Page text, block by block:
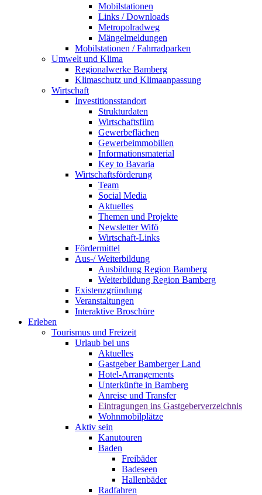
Mobilstationen
Links / Downloads
Metropolradweg
Mängelmeldungen
Mobilstationen / Fahrradparken
Umwelt und Klima
Regionalwerke Bamberg
Klimaschutz und Klimaanpassung
Wirtschaft
Investitionsstandort
Strukturdaten
Wirtschaftsfilm
Gewerbeflächen
Gewerbeimmobilien
Informationsmaterial
Key to Bavaria
Wirtschaftsförderung
Team
Social Media
Aktuelles
Themen und Projekte
Newsletter Wifö
Wirtschaft-Links
Fördermittel
Aus-/ Weiterbildung
Ausbildung Region Bamberg
Weiterbildung Region Bamberg
Existenzgründung
Veranstaltungen
Interaktive Broschüre
Erleben
Tourismus und Freizeit
Urlaub bei uns
Aktuelles
Gastgeber Bamberger Land
Hotel-Arrangements
Unterkünfte in Bamberg
Anreise und Transfer
Eintragungen ins Gastgeberverzeichnis
Wohnmobilplätze
Aktiv sein
Kanutouren
Baden
Freibäder
Badeseen
Hallenbäder
Radfahren